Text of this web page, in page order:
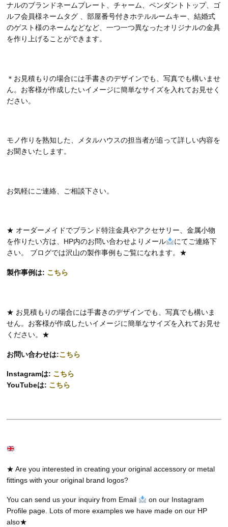
ナルのブランドネームプレート、チャーム、ペンダントトップ、ゴ
ルフ会員様ネームタグ 、部屋番号付きホテルルームキー、結婚式
のゲスト様のネームなどなど、一つ一つ異なったオリジナルの金具
を作り上げることができます。
＊お見積もりの場合には手書きのデザインでも、写真でも構いませ
ん。お客様が作成したいイメージに簡単なサイズを入れてお見せく
ださい。
モノ作りを熟知した、メタルハウスの担当者が追って詳しい内容を
お聞きいたします。
お気軽にご連絡、ご相談下さい。
★ オーダーメイドでブランド特注金具やアクセサリー、金属小物
を作りたい方は、HP内のお問い合わせよりメール
にてご連絡下
さい。 ブログでは沢山の製作事例もご覧になれます。★
製作事例は: こちら
★ お見積もりの場合には手書きのデザインでも、写真でも構いま
せん。お客様が作成したいイメージに簡単なサイズを入れてお見せ
ください。★
お問い合わせは:こちら
Instagramは: こちら
YouTubeは: こちら
★ Are you interested in creating your original accessory or metal
fittings with your original brand logos?
You can send us your inquiry from Email
on our Instagram
Profile page. Lots of more examples we have made on our HP
also★